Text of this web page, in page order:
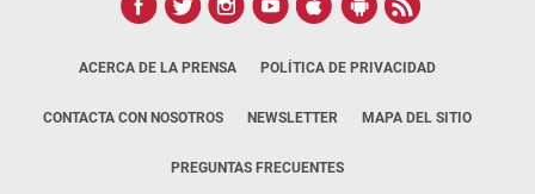
ACERCA DE LA PRENSA POLÍTICA DE PRIVACIDAD
CONTACTA CON NOSOTROS NEWSLETTER MAPA DEL SITIO
PREGUNTAS FRECUENTES